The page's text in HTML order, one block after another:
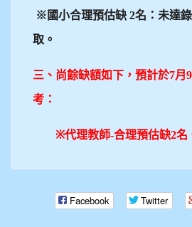
※國小合理預估缺 2名：未達
取。
三、尚餘缺額如下，預計於7月
考：
※代理教師-合理預估缺2名
Facebook Twitter